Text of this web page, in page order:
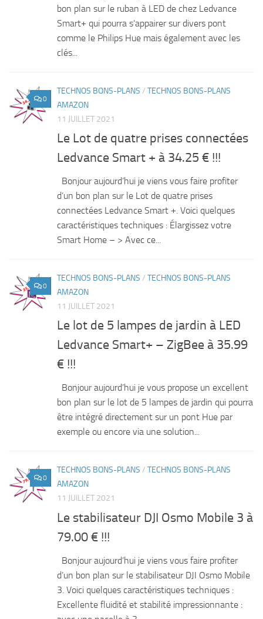
bon plan sur le ruban à LED de chez Ledvance
Smart+ qui pourra s’appairer sur divers pont
comme le Philips Hue mais également avec les
clés...
0
TECHNOS BONS-PLANS / TECHNOS BONS-PLANS
AMAZON
11 JUILLET 2021
Le Lot de quatre prises connectées
Ledvance Smart + à 34.25 € !!!
Bonjour aujourd’hui je viens vous faire profiter
d’un bon plan sur le Lot de quatre prises
connectées Ledvance Smart +. Voici quelques
caractéristiques techniques : Élargissez votre
Smart Home – > Avec ce...
0
TECHNOS BONS-PLANS / TECHNOS BONS-PLANS
AMAZON
11 JUILLET 2021
Le lot de 5 lampes de jardin à LED
Ledvance Smart+ – ZigBee à 35.99
€ !!!
Bonjour aujourd’hui je vous propose un excellent
bon plan sur le lot de 5 lampes de jardin qui pourra
être intégré directement sur un pont Hue par
exemple ou encore via une solution...
0
TECHNOS BONS-PLANS / TECHNOS BONS-PLANS
AMAZON
11 JUILLET 2021
Le stabilisateur DJI Osmo Mobile 3 à
79.00 € !!!
Bonjour aujourd’hui je viens vous faire profiter
d’un bon plan sur le stabilisateur DJI Osmo Mobile
3. Voici quelques caractéristiques techniques :
Excellente fluidité et stabilité impressionnante :